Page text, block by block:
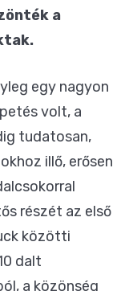
a
egy nagyon
volt, a
tudatosan,
illő, erősen
részét az első
közötti
dalt
a közönség